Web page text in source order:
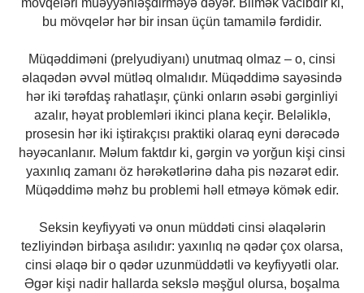
mövqeləri müəyyənləşdirməyə dəyər. Bilmək vacibdir ki,
bu mövqelər hər bir insan üçün tamamilə fərdidir.
Müqəddiməni (prelyudiyanı) unutmaq olmaz – o, cinsi
əlaqədən əvvəl mütləq olmalıdır. Müqəddimə sayəsində
hər iki tərəfdaş rahatlaşır, çünki onların əsəbi gərginliyi
azalır, həyat problemləri ikinci plana keçir. Beləliklə,
prosesin hər iki iştirakçısı praktiki olaraq eyni dərəcədə
həyəcanlanır. Məlum faktdır ki, gərgin və yorğun kişi cinsi
yaxınlıq zamanı öz hərəkətlərinə daha pis nəzarət edir.
Müqəddimə məhz bu problemi həll etməyə kömək edir.
Seksin keyfiyyəti və onun müddəti cinsi əlaqələrin
tezliyindən birbaşa asılıdır: yaxınlıq nə qədər çox olarsa,
cinsi əlaqə bir o qədər uzunmüddətli və keyfiyyətli olar.
Əgər kişi nadir hallarda sekslə məşğul olursa, boşalma